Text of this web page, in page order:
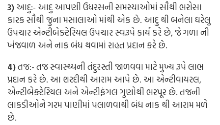
3)આદુ:- આદુ આપણી ઉધરસની સમસ્યાઓમાં સૌથી ભરોસા
કારક સૌથી જુના મસાલાઓ માંથી એક છે. આદુ થી બનેલા ઘરેલુ
ઉપચાર એન્ટીબેક્ટેરિયલ ઉપચાર સ્વરૂપે કાર્ય કરે છે, જે ગળા ની
ખંજવાળ અને નાક બંધ થવામાં રાહત પ્રદાન કરે છે.
4)તજ:-તજ સ્વાસ્થ્યની તંદુરસ્તી જાળવવા માટે મુખ્ય રૂપે લાભ
પ્રદાન કરે છે. આ શરદીથી આરામ આપે છે. આ એન્ટીવાયરલ,
એન્ટીબેક્ટેરિયલ અને એન્ટીફંગલ ગુણોથી ભરપૂર છે. તજની
લાકડીઓને ગરમ પાણીમાં પલાળવાથી બંધ નાક થી આરામ મળે
છે.